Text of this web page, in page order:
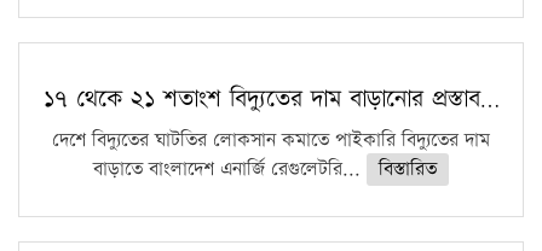
১৭ থেকে ২১ শতাংশ বিদ্যুতের দাম বাড়ানোর প্রস্তাব…
দেশে বিদ্যুতের ঘাটতির লোকসান কমাতে পাইকারি বিদ্যুতের দাম
বাড়াতে বাংলাদেশ এনার্জি রেগুলেটরি...
বিস্তারিত